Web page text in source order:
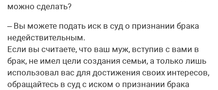
можно сделать?
– Вы можете подать иск в суд о признании брака
недействительным.
Если вы считаете, что ваш муж, вступив с вами в
брак, не имел цели создания семьи, а только лишь
использовал вас для достижения своих интересов,
обращайтесь в суд с иском о признании брака